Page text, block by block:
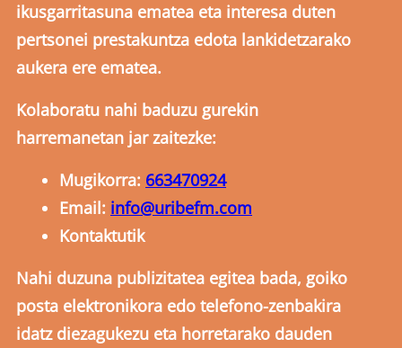
ikusgarritasuna ematea eta interesa duten
pertsonei prestakuntza edota lankidetzarako
aukera ere ematea.
Kolaboratu nahi baduzu gurekin
harremanetan jar zaitezke:
Mugikorra: 663470924
Email: info@uribefm.com
Kontaktutik
Nahi duzuna publizitatea egitea bada, goiko
posta elektronikora edo telefono-zenbakira
idatz diezagukezu eta horretarako dauden